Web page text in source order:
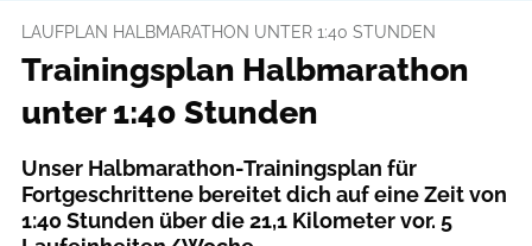
LAUFPLAN HALBMARATHON UNTER 1:40 STUNDEN
Trainingsplan Halbmarathon
unter 1:40 Stunden
Unser Halbmarathon-Trainingsplan für
Fortgeschrittene bereitet dich auf eine Zeit von
1:40 Stunden über die 21,1 Kilometer vor. 5